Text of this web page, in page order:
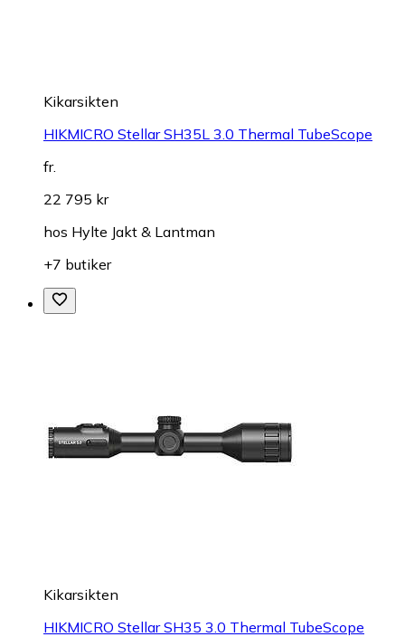
Kikarsikten
HIKMICRO Stellar SH35L 3.0 Thermal TubeScope
fr.
22 795 kr
hos Hylte Jakt & Lantman
+7 butiker
Kikarsikten
HIKMICRO Stellar SH35 3.0 Thermal TubeScope